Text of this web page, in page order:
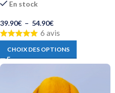
En stock
39.90€ – 54.90€
6 avis
CHOIX DES OPTIONS